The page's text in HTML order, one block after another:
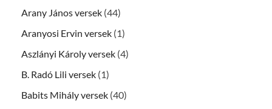
Arany János versek (44)
Aranyosi Ervin versek (1)
Aszlányi Károly versek (4)
B. Radó Lili versek (1)
Babits Mihály versek (40)